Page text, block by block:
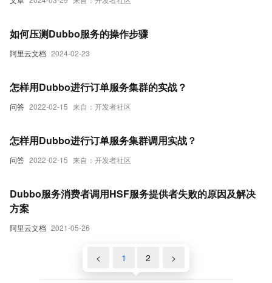
阿里云文档 2024-02-23
如何压测Dubbo服务的操作步骤
问答 2022-02-15 来自：开发者社区
怎样用Dubbo进行订单服务集群的实战？
问答 2022-02-15 来自：开发者社区
怎样用Dubbo进行订单服务集群调用实战？
阿里云文档 2021-05-26
Dubbo服务消费者调用HSF服务提供者失败的原因及解决
方案
< 1 2 >